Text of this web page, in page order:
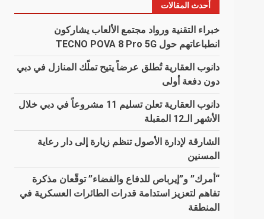
أحدث المقالات
خبراء التقنية ورواد مجتمع الألعاب يشاركون
انطباعاتهم حول TECNO POVA 8 Pro 5G
دانوب العقارية تُطلق عرضاً يتيح تملّك المنازل في دبي
دون دفعة أولى
دانوب العقارية تعلن تسليم 11 مشروعاً في دبي خلال
الأشهر الـ12 المقبلة
الشارقة لإدارة الأصول تنظم زيارة إلى دار رعاية
المسنين
“أمرك” و”إيرباص للدفاع والفضاء” توقّعان مذكرة
تفاهم لتعزيز استدامة قدرات الطائرات العسكرية في
المنطقة